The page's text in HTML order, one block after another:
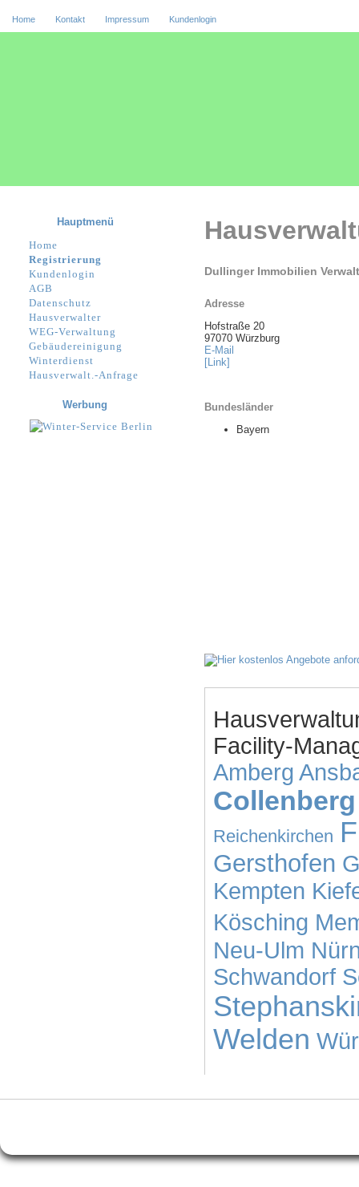
Home Kontakt Impressum Kundenlogin
Dullinger Immobilien
Adresse
Hofstraße 20
97070 Würzburg
E-Mail
[Link]
Bundesländer
Bayern
Facility-
Amberg
Collenberg
Reichenkirchen
Gersthofen
Kempten
Kösching
Neu-Ulm
Schwandorf
Welden
Hauptmenü
Home
Registrierung
Kundenlogin
AGB
Datenschutz
Hausverwalter
WEG-Verwaltung
Gebäudereinigung
Winterdienst
Hausverwalt.-Anfrage
Werbung